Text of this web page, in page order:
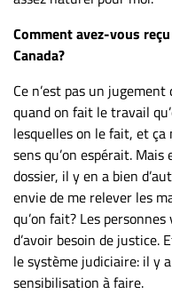
Comment avez-vous
Canada?
Ce n’est pas un
quand on fait le travail
lesquelles on le fait, et ça
sens qu’on espérait.
dossier, il y en a bien
envie de me relever les
qu’on fait? Les
d’avoir besoin de justice.
le système judiciaire: il y
sensibilisation à faire.